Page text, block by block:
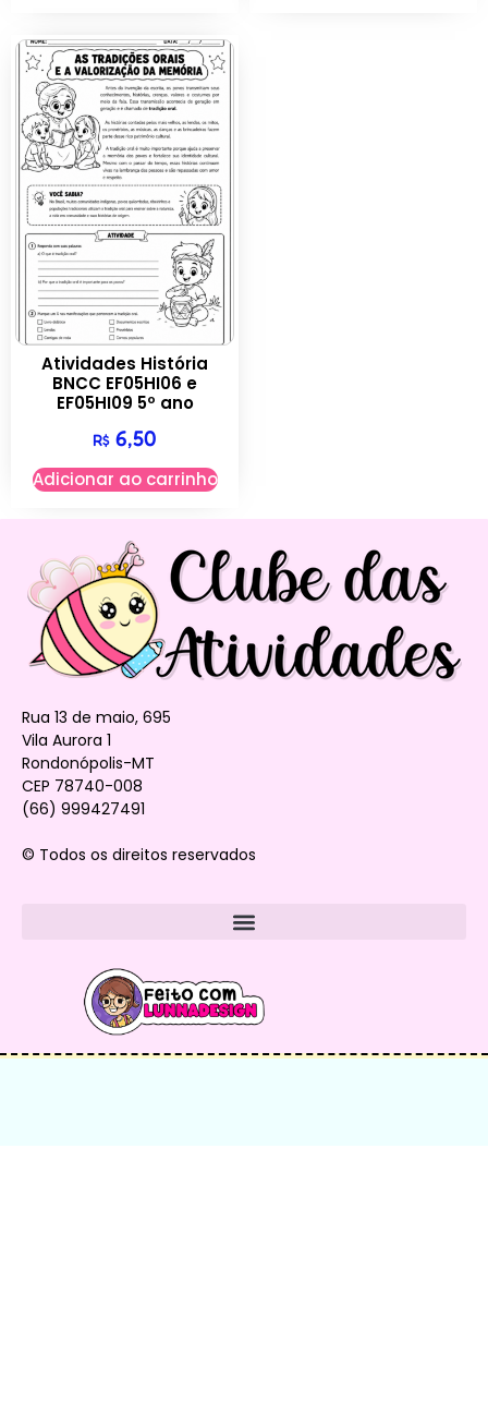
Atividades História
BNCC EF05HI06 e
EF05HI09 5º ano
R$ 6,50
Adicionar ao carrinho
Rua 13 de maio, 695
Vila Aurora 1
Rondonópolis-MT
CEP 78740-008
(66) 999427491
© Todos os direitos reservados